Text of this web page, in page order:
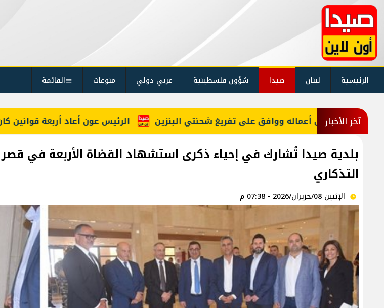
الرئيسية لبنان صيدا شؤون فلسطينية عربي دولي منوعات القائمة
آخر الأخبار الرئيس عون أعاد أربعة قوانين كان قد أقرها مجلس النواب على تفريغ شحنتي البنزين
بلدية صيدا تُشارك في إحياء ذكرى استشهاد القضاة الأربعة في
التذكاري
الإثنين 08/حزيران/2026 - 07:38 م